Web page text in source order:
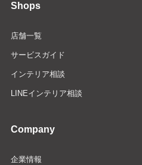
Shops
店舗一覧
サービスガイド
インテリア相談
LINEインテリア相談
Company
企業情報